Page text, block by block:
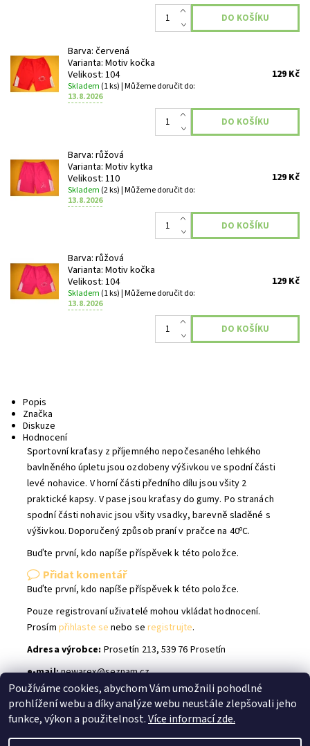
Barva: červená
Varianta: Motiv kočka
Velikost: 104
Skladem (1 ks)| Můžeme doručit do:
13.8.2026
129 Kč
Barva: růžová
Varianta: Motiv kytka
Velikost: 110
Skladem (2 ks)| Můžeme doručit do:
13.8.2026
129 Kč
Barva: růžová
Varianta: Motiv kočka
Velikost: 104
Skladem (1 ks) | Můžeme doručit do:
13.8.2026
129 Kč
Popis
Značka
Diskuze
Hodnocení
Sportovní kraťasy z příjemného nepočesaného lehkého
bavlněného úpletu jsou ozdobeny výšivkou ve spodní části
levé nohavice. V horní části předního dílu jsou všity 2
praktické kapsy. V pase jsou kraťasy do gumy. Po stranách
spodní části nohavic jsou všity vsadky, barevně sladěné s
výšivkou. Doporučený způsob praní v pračce na 40ᵒC.
Buďte první, kdo napíše příspěvek k této položce.
Přidat komentář
Buďte první, kdo napíše příspěvek k této položce.
Pouze registrovaní uživatelé mohou vkládat hodnocení.
Prosím přihlaste se nebo se registrujte.
Adresa výrobce: Prosetín 213, 539 76 Prosetín
e-mail:newarex@seznam.cz
Shoptet.cz | facebook Bílé Slůně | Instagram Bílé Slůně
Používáme cookies, abychom Vám umožnili pohodlné
prohlížení webu a díky analýze webu neustále zlepšovali jeho
funkce, výkon a použitelnost.Více informací zde.